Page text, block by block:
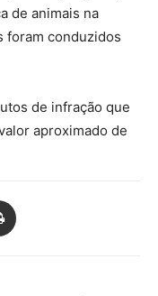
de animais na
foram conduzidos
de infração que
aproximado de